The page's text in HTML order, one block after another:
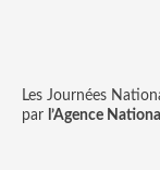
Les Journées
par l’Agence